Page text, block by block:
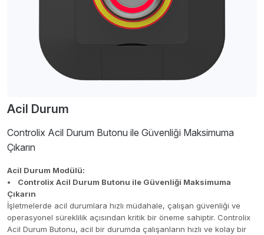
Acil Durum
Controlix Acil Durum Butonu ile Güvenliği Maksimuma
Çıkarın
Acil Durum Modülü:
• Controlix Acil Durum Butonu ile Güvenliği Maksimuma
Çıkarın
İşletmelerde acil durumlara hızlı müdahale, çalışan güvenliği ve
operasyonel süreklilik açısından kritik bir öneme sahiptir. Controlix
Acil Durum Butonu, acil bir durumda çalışanların hızlı ve kolay bir